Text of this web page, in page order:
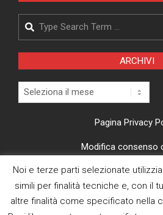
Search
ARCHIVI
Archivi
Pagina Privacy
Modifica consenso
CI TROVI
Noi e terze parti selezionate
simili per finalità tecniche e, con il
altre finalità come specificato nella